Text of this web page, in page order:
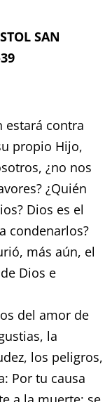
SAN
estará contra
propio Hijo,
¿no nos
¿Quién
Dios es el
condenarlos?
más aún, el
Dios e
del amor de
la
los peligros,
Por tu causa